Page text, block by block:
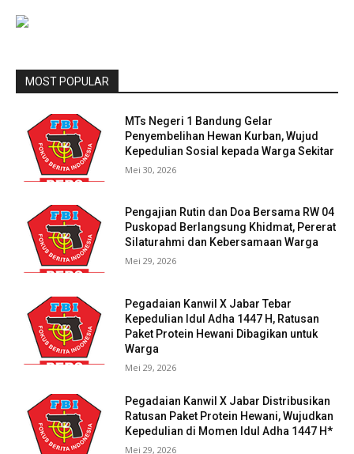
MOST POPULAR
MTs Negeri 1 Bandung Gelar
Penyembelihan Hewan Kurban, Wujud
Kepedulian Sosial kepada Warga Sekitar
Mei 30, 2026
Pengajian Rutin dan Doa Bersama RW 04
Puskopad Berlangsung Khidmat, Pererat
Silaturahmi dan Kebersamaan Warga
Mei 29, 2026
Pegadaian Kanwil X Jabar Tebar
Kepedulian Idul Adha 1447 H, Ratusan
Paket Protein Hewani Dibagikan untuk
Warga
Mei 29, 2026
Pegadaian Kanwil X Jabar Distribusikan
Ratusan Paket Protein Hewani, Wujudkan
Kepedulian di Momen Idul Adha 1447 H*
Mei 29, 2026